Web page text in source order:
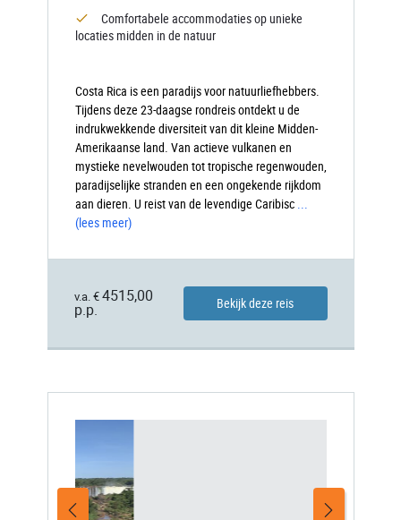
Comfortabele accommodaties op unieke
locaties midden in de natuur
Costa Rica is een paradijs voor natuurliefhebbers.
Tijdens deze 23-daagse rondreis ontdekt u de
indrukwekkende diversiteit van dit kleine Midden-
Amerikaanse land. Van actieve vulkanen en
mystieke nevelwouden tot tropische regenwouden,
paradijselijke stranden en een ongekende rijkdom
aan dieren. U reist van de levendige Caribisc ...
(lees meer)
v.a. € 4515,00
p.p.
Bekijk deze reis